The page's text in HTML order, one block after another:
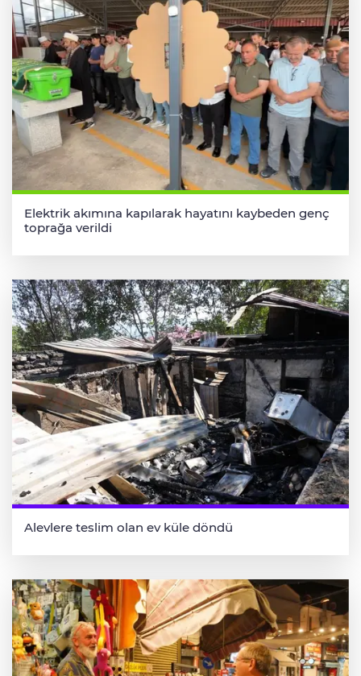
Elektrik akımına kapılarak hayatını kaybeden genç
toprağa verildi
Alevlere teslim olan ev küle döndü